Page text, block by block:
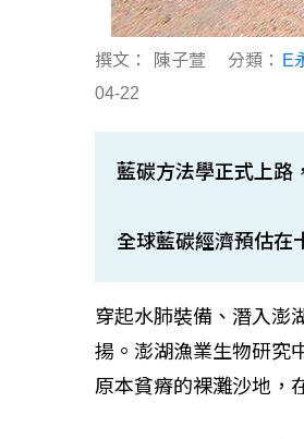
撰文： 陳子萱 分類： E
04-22
藍碳方法學正式上路
全球藍碳經濟預估在
穿起水肺裝備、潛入澎
揚。澎湖漁業生物研究
原本貧瘠的裸灘沙地，